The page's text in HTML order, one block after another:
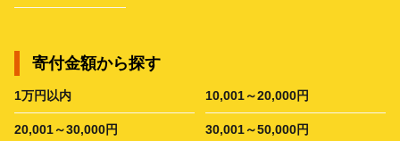
寄付金額から探す
1万円以内 10,001～20,000円
20,001～30,000円 30,001～50,000円